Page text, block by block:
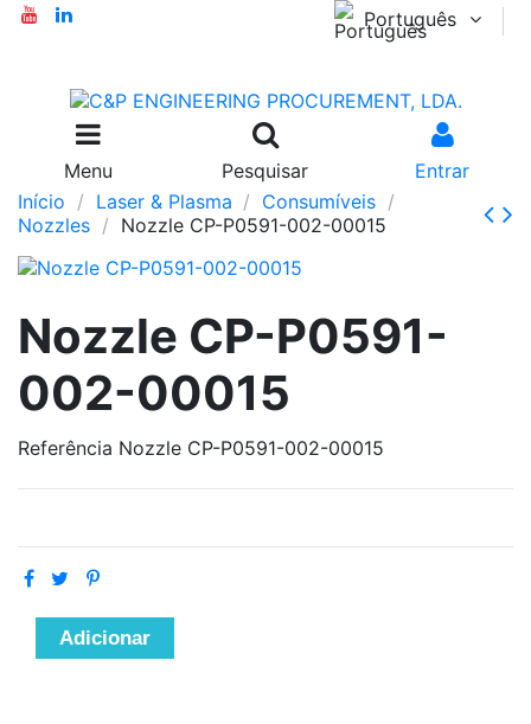
Português
Menu Pesquisar
Entrar
Início
Laser & Plasma
Consumíveis
Nozzles
Nozzle CP-P0591-002-00015
Nozzle CP-P0591-
002-00015
Referência Nozzle CP-P0591-002-00015
Adicionar